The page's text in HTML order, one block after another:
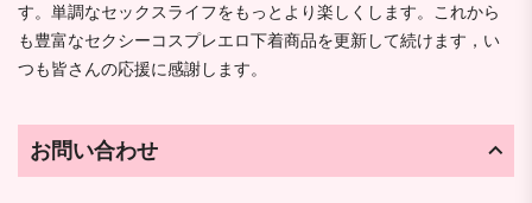
す。単調なセックスライフをもっとより楽しくします。これから
も豊富なセクシーコスプレエロ下着商品を更新して続けます，い
つも皆さんの応援に感謝します。
お問い合わせ